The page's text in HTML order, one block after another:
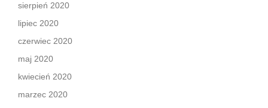
sierpień 2020
lipiec 2020
czerwiec 2020
maj 2020
kwiecień 2020
marzec 2020